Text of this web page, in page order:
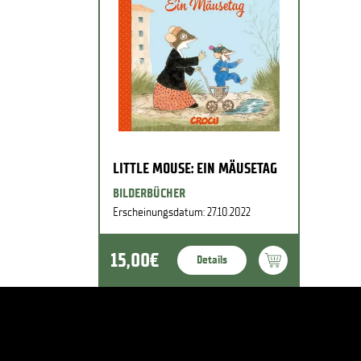
LITTLE MOUSE: EIN MÄUSETAG
BILDERBÜCHER
Erscheinungsdatum: 27.10.2022
15,00€ Details